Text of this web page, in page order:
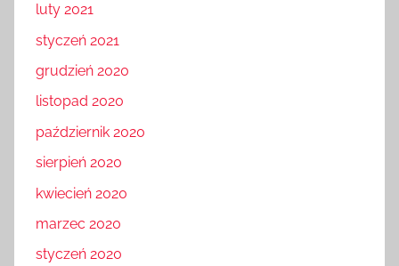
luty 2021
styczeń 2021
grudzień 2020
listopad 2020
październik 2020
sierpień 2020
kwiecień 2020
marzec 2020
styczeń 2020